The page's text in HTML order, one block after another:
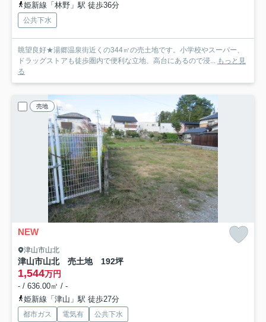
姫新線「林野」駅 徒歩36分
公共下水
眺望良好★湯郷温泉街近くの344㎡の売土地です。小学校やスーパー、
ドラッグストアも徒歩圏内で便利な立地、高台にあるので浸... もっと見
る
売地
NEW
津山市山北
津山市山北 売土地 192坪
1,544万円
- / 636.00㎡ / -
姫新線「津山」駅 徒歩27分
都市ガス 電気有 公共下水